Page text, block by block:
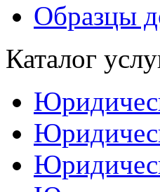
Образцы
Каталог